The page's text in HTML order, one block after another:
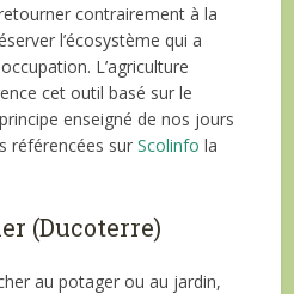
contrairement à la
l’écosystème qui a
L’agriculture
cet outil basé sur le
enseigné de nos jours
référencées surScolinfo la
(Ducoterre)
au potager ou au jardin,